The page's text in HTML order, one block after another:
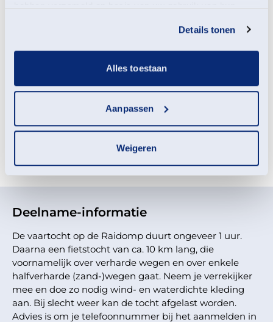
Details tonen
Alles toestaan
Aanpassen
Weigeren
van deze verdronken weg, vertelt er van alles over.
En verder: Aan het landschap is zoveel af te lezen! Zie
wat je op de Hondsrug nog terug kunt vinden van de
ijstijden, de prehistorie, de Middeleeuwen of de
Tweede Wereldoorlog.
Meld je aan voor deze
activiteit
Deelname-informatie
De vaartocht op de Raidomp duurt ongeveer 1 uur.
Daarna een fietstocht van ca. 10 km lang, die
voornamelijk over verharde wegen en over enkele
halfverharde (zand-)wegen gaat. Neem je verrekijker
mee en doe zo nodig wind- en waterdichte kleding
aan. Bij slecht weer kan de tocht afgelast worden.
Advies is om je telefoonnummer bij het aanmelden in